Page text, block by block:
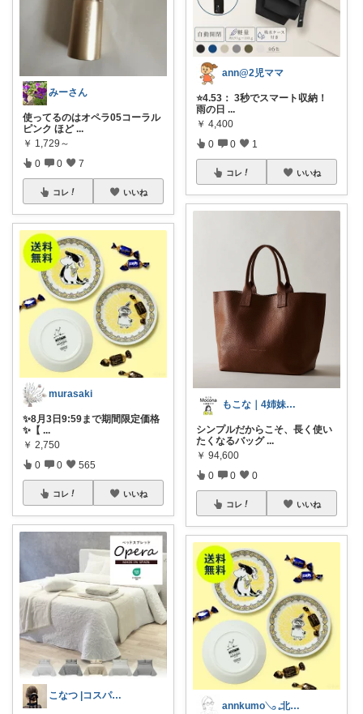
みーさん
使ってるのはオペラ05コーラル
ピンク ほど ...
￥ 1,729～
0 0 7
コレ いいね
murasaki
✨️8月3日9:59まで期間限定価格
✨️【 ...
￥ 2,750
0 0 565
コレ いいね
こなつ |コスパ重視と丁寧な暮らし🌷
ann@2児ママ
⭐4.53： 3秒でスマート収納！
雨の日 ...
￥ 4,400
0 0 1
コレ いいね
もこな｜4姉妹ママ×子供のも×家事ラク
シンプルだからこそ、長く使い
たくなるバッグ ...
￥ 94,600
0 0 0
コレ いいね
annkumo𓂅 𓈒北欧ゆるミニマル